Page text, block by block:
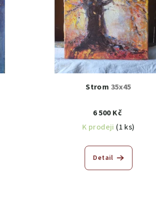
Strom 35x45
6 500 Kč
K prodeji (1 ks)
Detail